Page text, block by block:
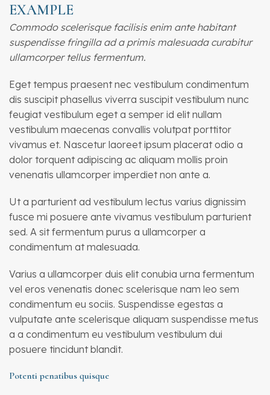
EXAMPLE
Commodo scelerisque facilisis enim ante habitant
suspendisse fringilla ad a primis malesuada curabitur
ullamcorper tellus fermentum.
Eget tempus praesent nec vestibulum condimentum
dis suscipit phasellus viverra suscipit vestibulum nunc
feugiat vestibulum eget a semper id elit nullam
vestibulum maecenas convallis volutpat porttitor
vivamus et. Nascetur laoreet ipsum placerat odio a
dolor torquent adipiscing ac aliquam mollis proin
venenatis ullamcorper imperdiet non ante a.
Ut a parturient ad vestibulum lectus varius dignissim
fusce mi posuere ante vivamus vestibulum parturient
sed. A sit fermentum purus a ullamcorper a
condimentum at malesuada.
Varius a ullamcorper duis elit conubia urna fermentum
vel eros venenatis donec scelerisque nam leo sem
condimentum eu sociis. Suspendisse egestas a
vulputate ante scelerisque aliquam suspendisse metus
a a condimentum eu vestibulum vestibulum dui
posuere tincidunt blandit.
Potenti penatibus quisque